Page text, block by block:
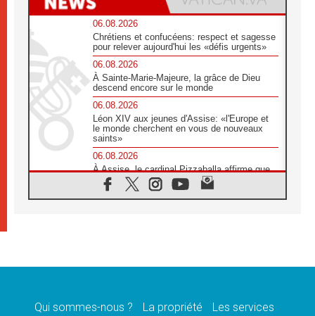
06.08.2026
Chrétiens et confucéens: respect et sagesse
pour relever aujourd'hui les «défis urgents»
06.08.2026
À Sainte-Marie-Majeure, la grâce de Dieu
descend encore sur le monde
06.08.2026
Léon XIV aux jeunes d'Assise: «l'Europe et
le monde cherchent en vous de nouveaux
saints»
06.08.2026
À Assise, le cardinal Pizzaballa affirme que
«les chrétiens veulent la paix»
06.08.2026
message de paix et de dignité humaine»
Qui sommes-nous ? La propriété Les services